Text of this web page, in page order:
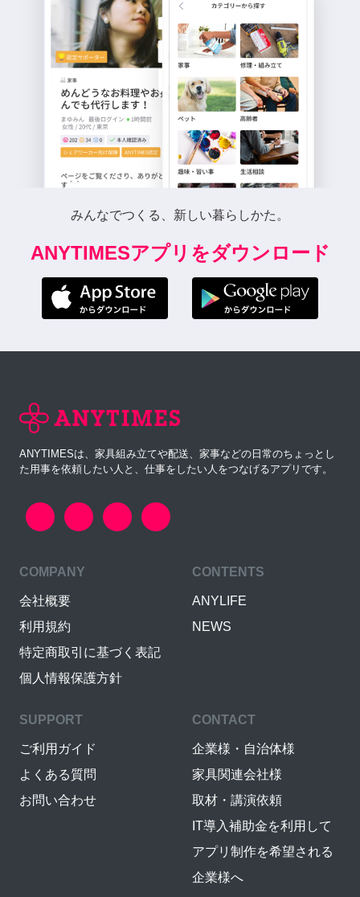
みんなでつくる、新しい暮らしかた。
ANYTIMESアプリをダウンロード
ANYTIMESは、家具組み立てや配送、家事などの日常のちょっとし
た用事を依頼したい人と、仕事をしたい人をつなげるアプリです。
COMPANY
会社概要
利用規約
特定商取引に基づく表記
個人情報保護方針
CONTENTS
ANYLIFE
NEWS
SUPPORT
ご利用ガイド
よくある質問
お問い合わせ
CONTACT
企業様・自治体様
家具関連会社様
取材・講演依頼
IT導入補助金を利用して
アプリ制作を希望される
企業様へ